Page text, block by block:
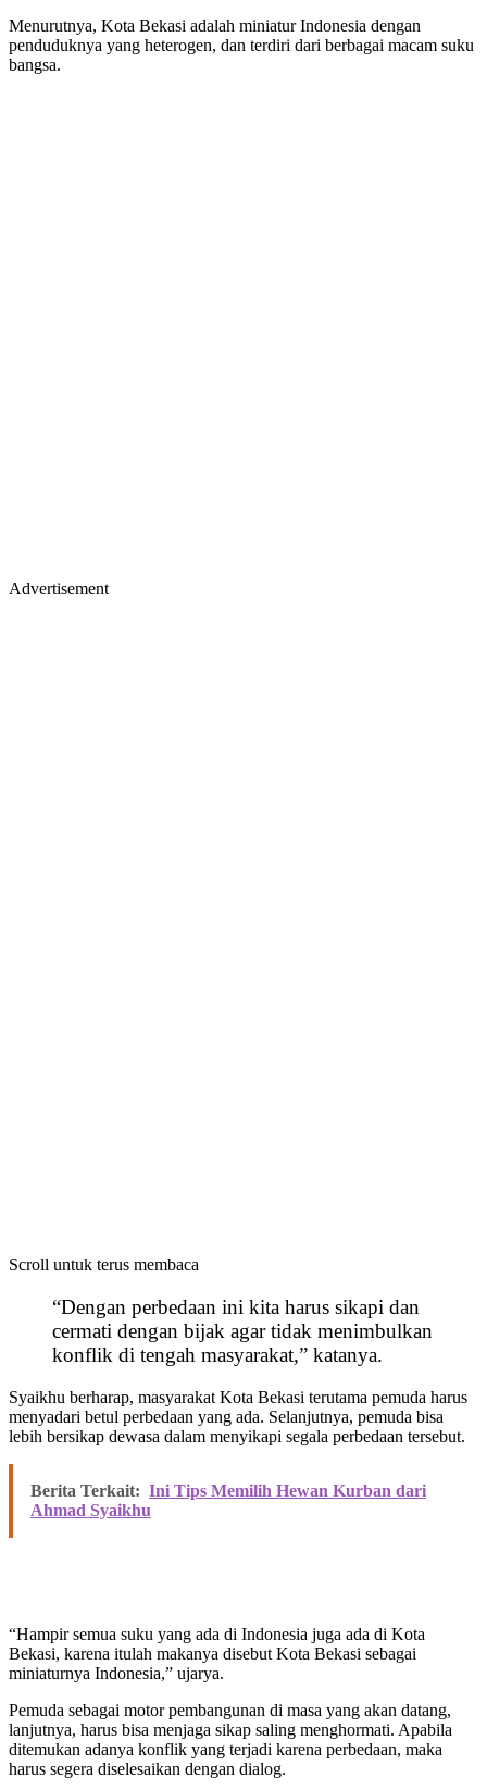
Menurutnya, Kota Bekasi adalah miniatur Indonesia dengan
penduduknya yang heterogen, dan terdiri dari berbagai macam suku
bangsa.
Advertisement
Scroll untuk terus membaca
“Dengan perbedaan ini kita harus sikapi dan
cermati dengan bijak agar tidak menimbulkan
konflik di tengah masyarakat,” katanya.
Syaikhu berharap, masyarakat Kota Bekasi terutama pemuda harus
menyadari betul perbedaan yang ada. Selanjutnya, pemuda bisa
lebih bersikap dewasa dalam menyikapi segala perbedaan tersebut.
Berita Terkait: Ini Tips Memilih Hewan Kurban dari
Ahmad Syaikhu
“Hampir semua suku yang ada di Indonesia juga ada di Kota
Bekasi, karena itulah makanya disebut Kota Bekasi sebagai
miniaturnya Indonesia,” ujarya.
Pemuda sebagai motor pembangunan di masa yang akan datang,
lanjutnya, harus bisa menjaga sikap saling menghormati. Apabila
ditemukan adanya konflik yang terjadi karena perbedaan, maka
harus segera diselesaikan dengan dialog.